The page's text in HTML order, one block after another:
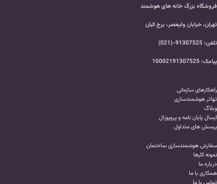
فروشگاه بزرگ خانه های هوشمند
تهران، خیابان ولیعصر، برج کیان
تلفن: 91307525-(021)
پیامک: 10002191307525
راهکارهای سازمانی
تهاتر هوشمندسازی
وبلاگ
ارسال پایان نامه و پروپوزال
پرسش های متداول
سفارش هوشمندسازی ساختمان
نمونه کارها
درباره ما
همکاری با ما